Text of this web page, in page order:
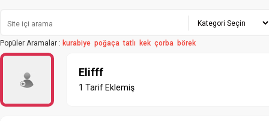
Popüler Aramalar : kurabiye poğaça tatlı kek çorba börek
Elifff
1 Tarif Eklemiş